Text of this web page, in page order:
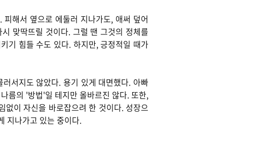
해서 옆으로 에둘러 지나가도, 애써 덮어
맞딱뜨릴 것이다. 그럴 땐 그것의 정체를
기 힘들 수도 있다. 하지만, 긍정적일 때가
서지도 않았다. 용기 있게 대면했다. 아빠
름의 '방법'일 테지만 올바르진 않다. 또한,
이 자신을 바로잡으려 한 것이다. 성장으
지나가고 있는 중이다.